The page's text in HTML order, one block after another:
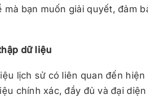
mà bạn muốn giải quyết, đảm
dữ liệu
lịch sử có liên quan đến
chính xác, đầy đủ và đại